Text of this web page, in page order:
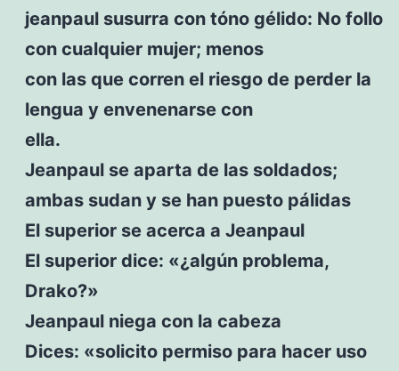
jeanpaul susurra con tóno gélido: No follo
con cualquier mujer; menos
con las que corren el riesgo de perder la
lengua y envenenarse con
ella.
Jeanpaul se aparta de las soldados;
ambas sudan y se han puesto pálidas
El superior se acerca a Jeanpaul
El superior dice: «¿algún problema,
Drako?»
Jeanpaul niega con la cabeza
Dices: «solicito permiso para hacer uso